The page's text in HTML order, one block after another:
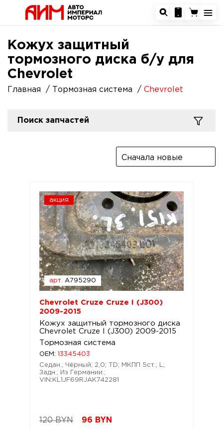
Кожух защитный
тормозного диска б/у для
Chevrolet
Главная Тормозная система Chevrolet
Поиск запчастей
Сначала новые
акция
арт. A795290
Chevrolet Cruze Cruze I (J300)
2009-2015
Кожух защитный тормозного диска
Chevrolet Cruze I (J300) 2009-2015
Тормозная система
OEM: 13345403
Седан.; Чёрный; 2,0; TD; МКПП 5ст.; L;
Задн.; Из Германии.;
VIN:KL1JF69RJAK742281
120 BYN 96 BYN